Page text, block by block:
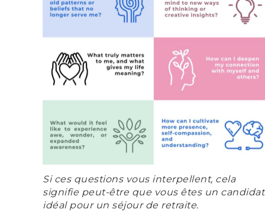
Si ces questions vous interpellent, cela
signifie peut-être que vous êtes un candidat
idéal pour un séjour de retraite.